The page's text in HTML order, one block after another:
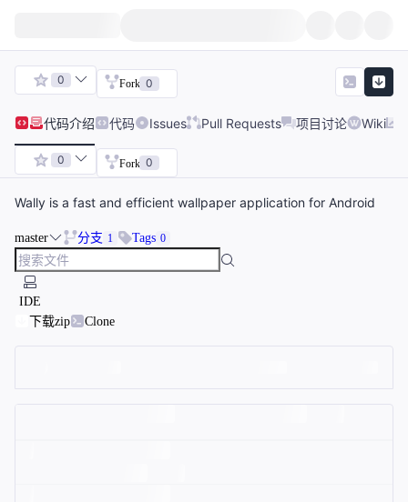
0 Fork 0
代码介绍 代码 Issues Pull Requests 项目讨论 Wiki
0 Fork 0
Wally is a fast and efficient wallpaper application for Android
master 分支 1 Tags 0
IDE
下载zip
Clone